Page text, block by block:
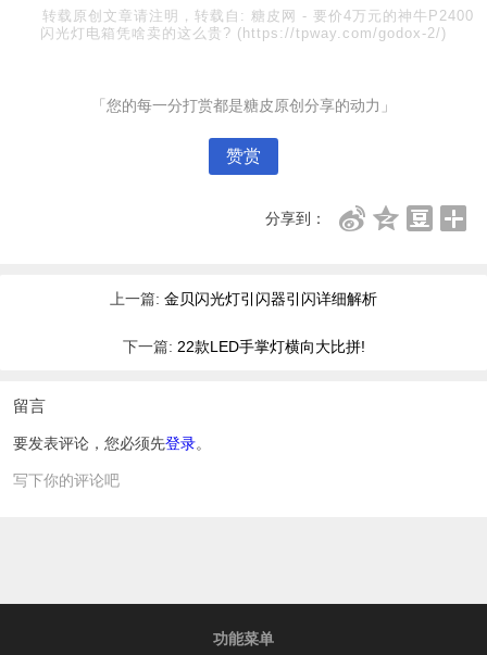
转载原创文章请注明，转载自: 糖皮网 - 要价4万元的神牛P2400
闪光灯电箱凭啥卖的这么贵? (https://tpway.com/godox-2/)
「您的每一分打赏都是糖皮原创分享的动力」
赞赏
分享到：
上一篇: 金贝闪光灯引闪器引闪详细解析
下一篇: 22款LED手掌灯横向大比拼!
留言
要发表评论，您必须先登录。
写下你的评论吧
功能菜单